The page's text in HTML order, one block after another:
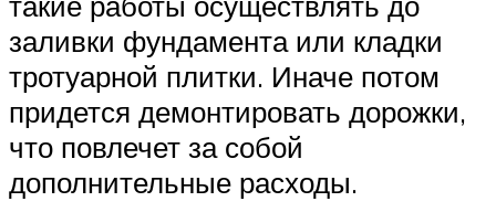
заливки фундамента или кладки
тротуарной плитки. Иначе потом
придется демонтировать дорожки,
что повлечет за собой
дополнительные расходы.